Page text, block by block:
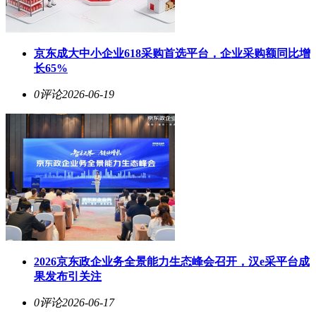
京东成大中小企业618采购首选平台，企业采购额同比增
长65%
0评论2026-06-19
2026京东政企业务全景能力生态峰会召开，汉e采平台成
果发布引关注
0评论2026-06-17